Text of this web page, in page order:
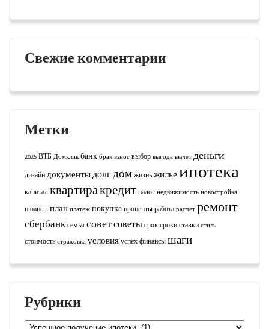
Свежие комментарии
Метки
2025 ВТБ Домклик банк брак взнос выбор выгода вычет деньги
дизайндокументыдолгдомжизньжилье ипотека
капиталквартиракредитналог недвижимость новостройка
нюансыплан платеж покупкапроцентыработа расчет ремонт
сбербанксемьясоветсоветысроксрокиставки стиль
стоимость страховка условияуспехфинансышаги
Рубрики
Рубрики